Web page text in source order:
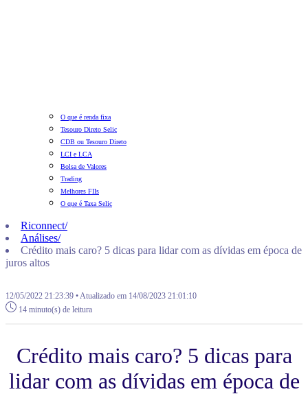
O que é renda fixa
Tesouro Direto Selic
CDB ou Tesouro Direto
LCI e LCA
Bolsa de Valores
Trading
Melhores FIIs
O que é Taxa Selic
Riconnect/
Análises/
Crédito mais caro? 5 dicas para lidar com as dívidas em época de
juros altos
12/05/2022 21:23:39 • Atualizado em 14/08/2023 21:01:10
14 minuto(s) de leitura
Crédito mais caro? 5 dicas para
lidar com as dívidas em época de